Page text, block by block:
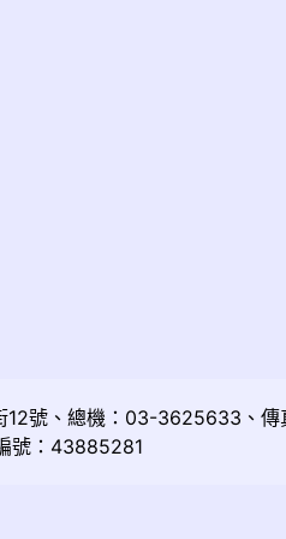
12號、總機：03-3625633、
號：43885281